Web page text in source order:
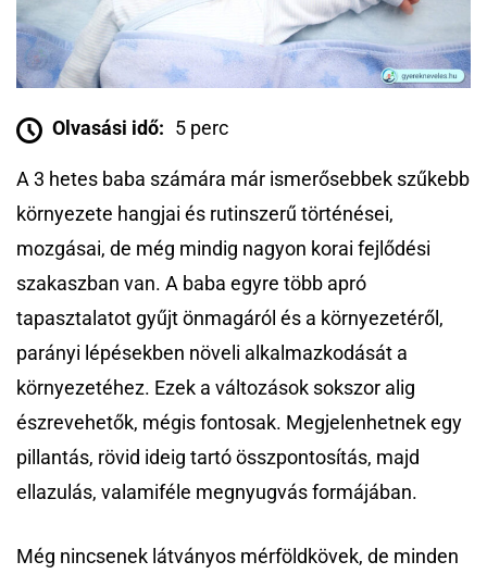
Olvasási idő: 5 perc
A 3 hetes baba számára már ismerősebbek szűkebb
környezete hangjai és rutinszerű történései,
mozgásai, de még mindig nagyon korai fejlődési
szakaszban van. A baba egyre több apró
tapasztalatot gyűjt önmagáról és a környezetéről,
parányi lépésekben növeli alkalmazkodását a
környezetéhez. Ezek a változások sokszor alig
észrevehetők, mégis fontosak. Megjelenhetnek egy
pillantás, rövid ideig tartó összpontosítás, majd
ellazulás, valamiféle megnyugvás formájában.
Még nincsenek látványos mérföldkövek, de minden